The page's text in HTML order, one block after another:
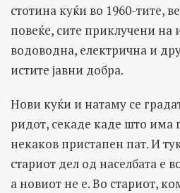
стотина куќи во 1960-тите,
повеќе, сите приклучени на
водоводна, електрична и
истите јавни добра.
Нови куќи и натаму се
ридот, секаде каде што има
некаков пристапен пат. И
стариот дел од населбата е
а новиот не е. Во стариот,